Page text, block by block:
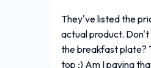
They've listed the
actual product.
the breakfast plate?
top ;) Am I paying